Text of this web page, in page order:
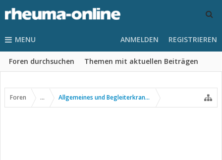
MENU
Foren durchsuchen Themen mit aktuellen Beiträgen
ANMELDEN REGISTRIEREN
Foren ... Allgemeines und Begleiterkrankungen